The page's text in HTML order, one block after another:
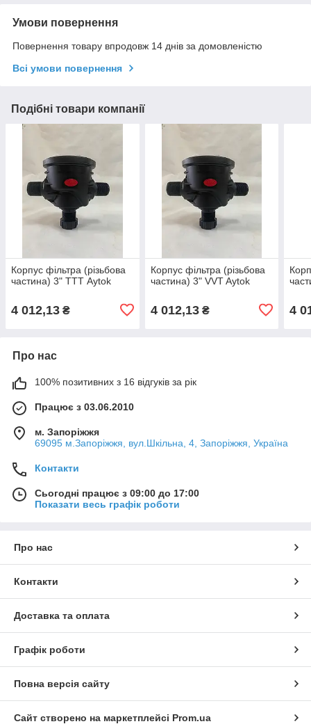
Умови повернення
Повернення товару впродовж 14 днів за домовленістю
Всі умови повернення
Подібні товари компанії
Корпус фільтра (різьбова
частина) 3" ТТТ Aytok
4 012,13 ₴
Корпус фільтра (різьбова
частина) 3" VVT Aytok
4 012,13₴ 4
Про нас
100% позитивних з 16 відгуків за рік
Працює з 03.06.2010
м. Запоріжжя
69095 м.Запоріжжя, вул.Шкільна, 4, Запоріжжя, Україна
Контакти
Сьогодні працює з 09:00 до 17:00
Показати весь графік роботи
Про нас
Контакти
Доставка та оплата
Графік роботи
Повна версія сайту
Сайт створено на маркетплейсі Prom.ua